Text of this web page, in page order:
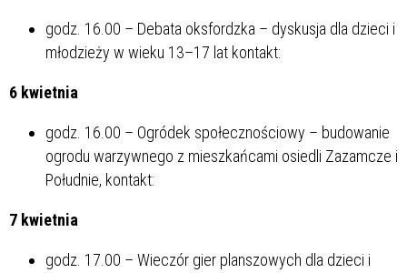
godz. 16.00 – Debata oksfordzka – dyskusja dla dzieci i
młodzieży w wieku 13–17 lat kontakt:
6 kwietnia
godz. 16.00 – Ogródek społecznościowy – budowanie
ogrodu warzywnego z mieszkańcami osiedli Zazamcze i
Południe, kontakt:
7 kwietnia
godz. 17.00 – Wieczór gier planszowych dla dzieci i